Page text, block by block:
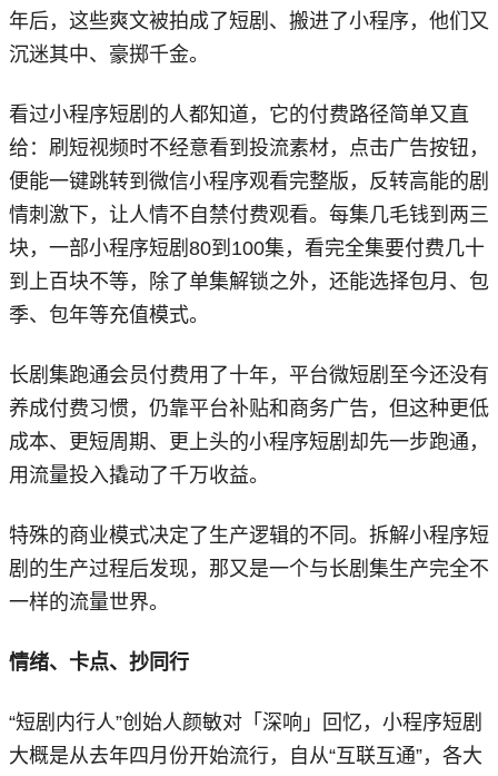
年后，这些爽文被拍成了短剧、搬进了小程序，他们又
沉迷其中、豪掷千金。
看过小程序短剧的人都知道，它的付费路径简单又直
给：刷短视频时不经意看到投流素材，点击广告按钮，
便能一键跳转到微信小程序观看完整版，反转高能的剧
情刺激下，让人情不自禁付费观看。每集几毛钱到两三
块，一部小程序短剧80到100集，看完全集要付费几十
到上百块不等，除了单集解锁之外，还能选择包月、包
季、包年等充值模式。
长剧集跑通会员付费用了十年，平台微短剧至今还没有
养成付费习惯，仍靠平台补贴和商务广告，但这种更低
成本、更短周期、更上头的小程序短剧却先一步跑通，
用流量投入撬动了千万收益。
特殊的商业模式决定了生产逻辑的不同。拆解小程序短
剧的生产过程后发现，那又是一个与长剧集生产完全不
一样的流量世界。
情绪、卡点、抄同行
“短剧内行人”创始人颜敏对「深响」回忆，小程序短剧
大概是从去年四月份开始流行，自从“互联互通”，各大